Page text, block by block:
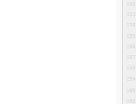
152
153
154
155
156
157
158
159
160
161